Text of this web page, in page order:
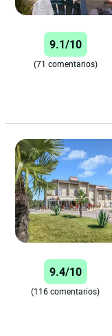
9.1/10
(71 comentarios)
9.4/10
(116 comentarios)